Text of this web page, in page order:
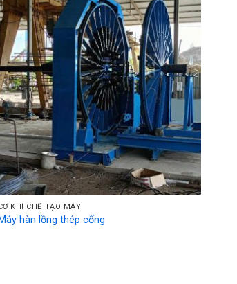
KHÍ CHẾ TẠO MÁY
Máy hàn lồng thép cống